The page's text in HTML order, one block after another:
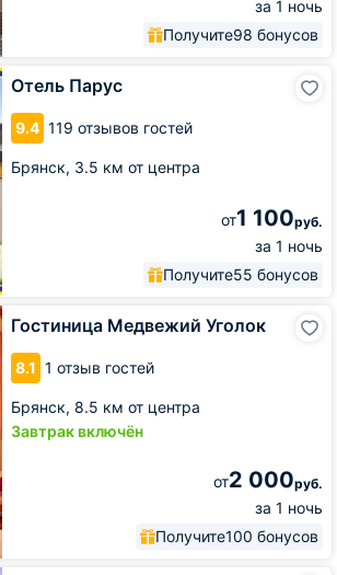
за 1 ночь
Получите98 бонусов
Отель Парус
9.4 119 отзывов гостей
Брянск, 3.5 км от центра
от1 100руб.
за 1 ночь
Получите55 бонусов
Гостиница Медвежий Уголок
8.1 1 отзыв гостей
Брянск, 8.5 км от центра
Завтрак включён
от2 000руб.
за 1 ночь
Получите100 бонусов